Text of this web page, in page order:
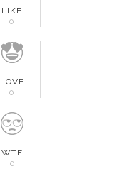
LIKE
0
LOVE
0
WTF
0